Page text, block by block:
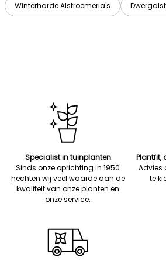
Winterharde Alstroemeria's
Specialist in tuinplanten
Sinds onze oprichting in 1950
hechten wij veel waarde aan de
kwaliteit van onze planten en
onze service.
Plantfit,
Advies
te